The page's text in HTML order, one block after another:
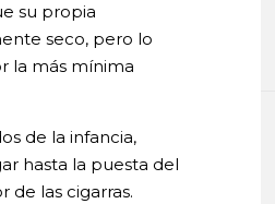
su propia
seco, pero lo
la más mínima
de la infancia,
hasta la puesta del
de las cigarras.